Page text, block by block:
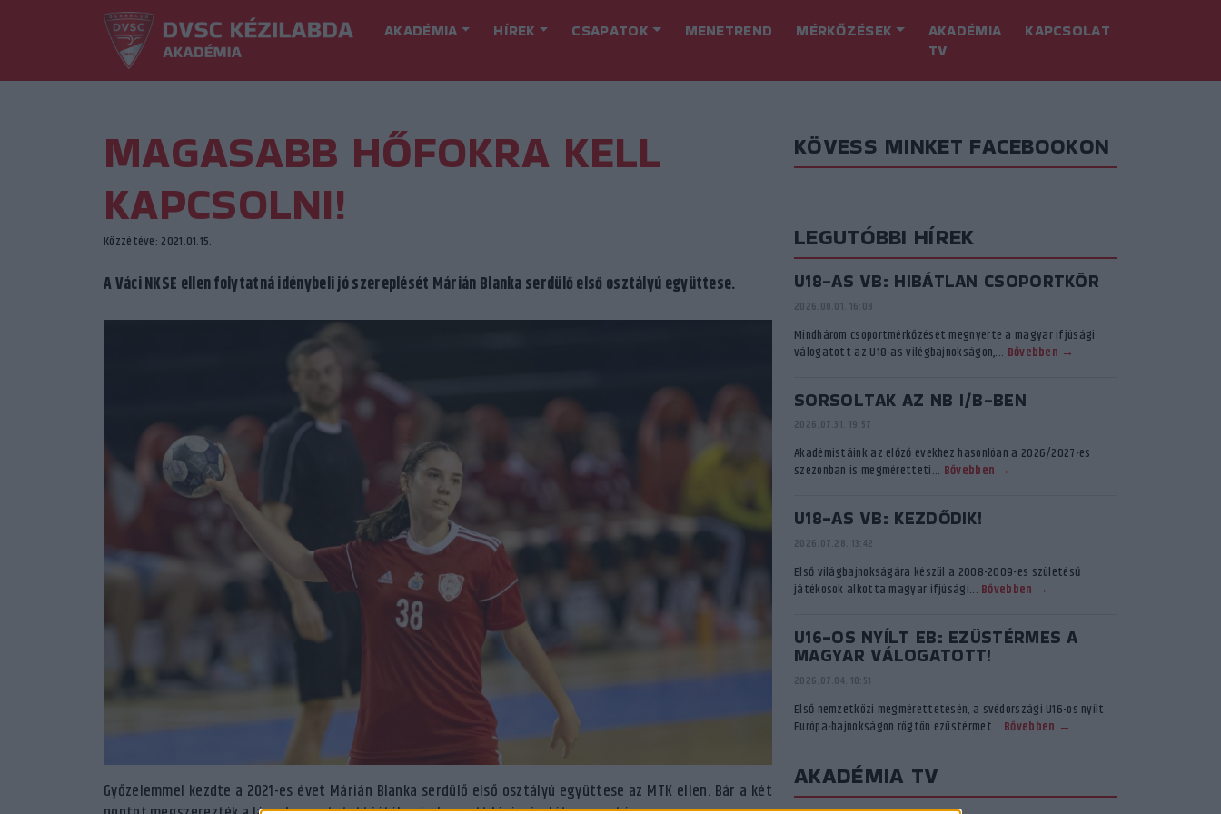
AKADÉMIA HÍREK CSAPATOK MENETREND MÉRKŐZÉSEK
AKADÉMIA
TV
KAPCSOLAT
MAGASABB HŐFOKRA KELL
KAPCSOLNI!
Közzétéve: 2021.01.15.
A Váci NKSE ellen folytatná idénybeli jó szereplését Márián Blanka serdülő első osztályú együttese.
Győzelemmel kezdte a 2021-es évet Márián Blanka serdülő első osztályú együttese az MTK ellen. Bár a két
KÖVESS MINKET FACEBOOKON
LEGUTÓBBI HÍREK
U18-AS VB: HIBÁTLAN CSOPORTKÖR
2026.08.01. 16:08
Mindhárom csoportmérkőzését megnyerte a magyar ifjúsági
válogatott az U18-as vilégbajnokságon,... Bővebben →
SORSOLTAK AZ NB I/B-BEN
2026.07.31. 19:57
Akadémistáink az előző évekhez hasonlóan a 2026/2027-es
szezonban is megméretteti... Bővebben →
U18-AS VB: KEZDŐDIK!
2026.07.28. 13:42
Első világbajnokságára készül a 2008-2009-es születésű
játékosok alkotta magyar ifjúsági... Bővebben →
U16-OS NYÍLT EB: EZÜSTÉRMES A
MAGYAR VÁLOGATOTT!
2026.07.04. 10:51
Első nemzetközi megmérettetésén, a svédországi U16-os nyílt
Európa-bajnokságon rögtön ezüstérmet... Bővebben →
AKADÉMIA TV